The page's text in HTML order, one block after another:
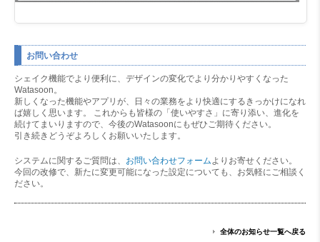
お問い合わせ
シェイク機能でより便利に、デザインの変化でより分かりやすくなった
Watasoon。
新しくなった機能やアプリが、日々の業務をより快適にするきっかけになれ
ば嬉しく思います。 これからも皆様の「使いやすさ」に寄り添い、進化を
続けてまいりますので、今後のWatasoonにもぜひご期待ください。
引き続きどうぞよろしくお願いいたします。
システムに関するご質問は、 お問い合わせフォーム よりお寄せください。
今回の改修で、新たに変更可能になった設定についても、お気軽にご相談く
ださい。
全体のお知らせ一覧へ戻る